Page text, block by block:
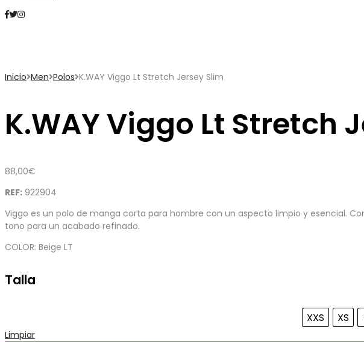
Inicio Men Polos K.WAY Viggo Lt Stretch Jersey Slim
K.WAY Viggo Lt Stretch
88,00€
REF: 922904
Viggo es un polo de manga corta para hombre con un aspecto limpio y esencial.
tono para un acabado refinado.
COLOR: Beige LT
Talla
XXS XS
Limpiar